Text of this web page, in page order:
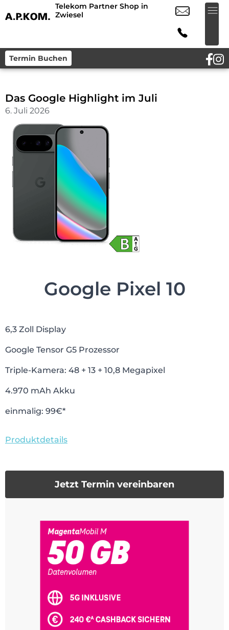
Telekom Partner Shop in
Zwiesel
Termin Buchen
Das Google Highlight im Juli
6. Juli 2026
Google Pixel 10
6,3 Zoll Display
Google Tensor G5 Prozessor
Triple-Kamera: 48 + 13 + 10,8 Megapixel
4.970 mAh Akku
einmalig: 99€*
Produktdetails
Jetzt Termin vereinbaren